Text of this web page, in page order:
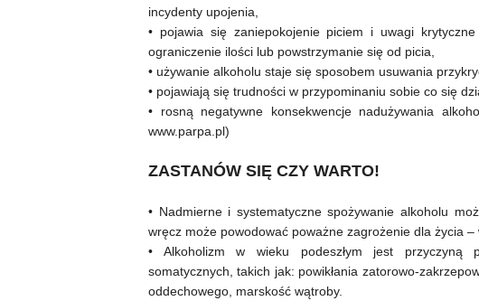
incydenty upojenia,
• pojawia się zaniepokojenie piciem i uwagi
ograniczenie ilości lub powstrzymanie się od picia,
• używanie alkoholu staje się sposobem usuwania
• pojawiają się trudności w przypominaniu sobie co się
• rosną negatywne konsekwencje nadużywania
www.parpa.pl)
ZASTANÓW SIĘ CZY WARTO!
• Nadmierne i systematyczne spożywanie alkoholu
wręcz może powodować poważne zagrożenie dla życia
• Alkoholizm w wieku podeszłym jest przyczyną
somatycznych, takich jak: powikłania zatorowo-
oddechowego, marskość wątroby.